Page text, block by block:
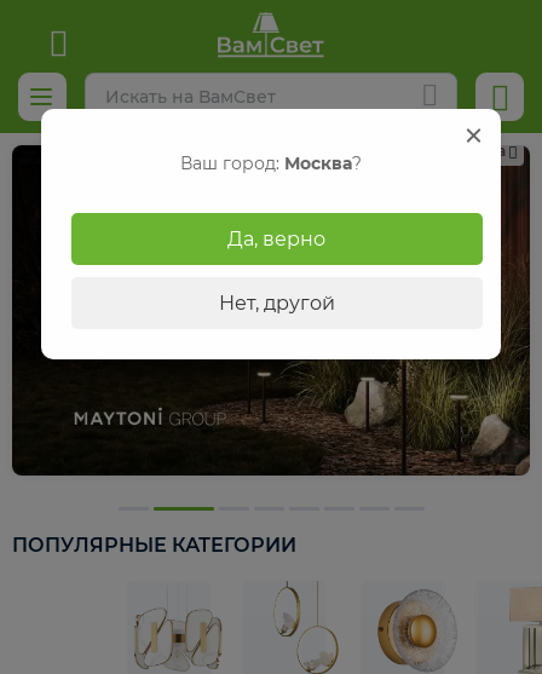
Реклама
ПОПУЛЯРНЫЕ КАТЕГОРИИ
Ваш город: Москва?
Да, верно
Нет, другой